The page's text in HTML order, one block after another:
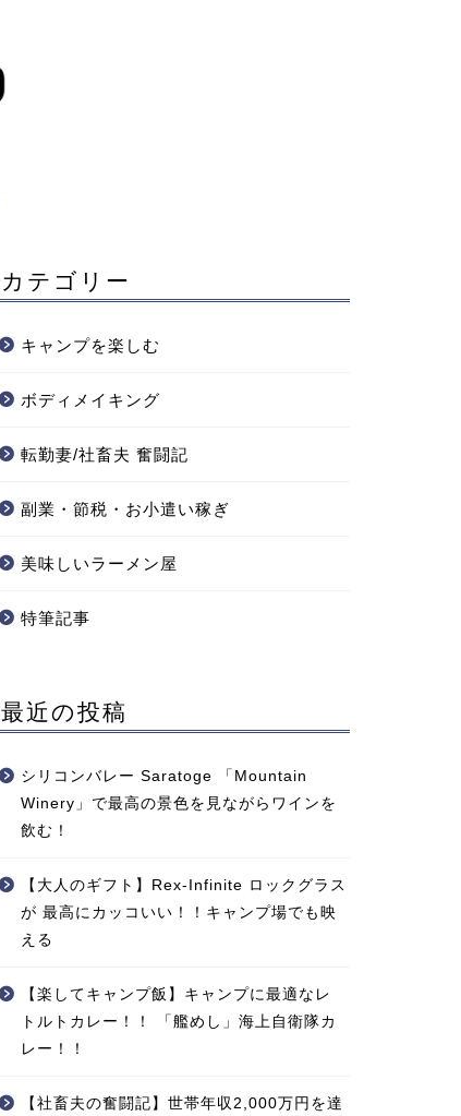
カテゴリー
キャンプを楽しむ
ボディメイキング
転勤妻/社畜夫 奮闘記
副業・節税・お小遣い稼ぎ
美味しいラーメン屋
特筆記事
最近の投稿
シリコンバレー Saratoge 「Mountain
Winery」で最高の景色を見ながらワインを
飲む！
【大人のギフト】Rex-Infinite ロックグラス
が 最高にカッコいい！！キャンプ場でも映
える
【楽してキャンプ飯】キャンプに最適なレ
トルトカレー！！ 「艦めし」海上自衛隊カ
レー！！
【社畜夫の奮闘記】世帯年収2,000万円を達